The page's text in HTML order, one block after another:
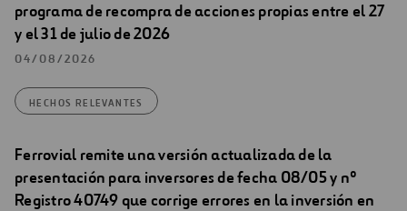
programa de recompra de acciones propias entre el 27
y el 31 de julio de 2026
04/08/2026
HECHOS RELEVANTES
Ferrovial remite una versión actualizada de la
presentación para inversores de fecha 08/05 y nº
Registro 40749 que corrige errores en la inversión en